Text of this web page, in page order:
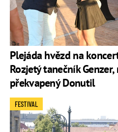
Plejáda hvězd na
Rozjetý tanečník
překvapený Donutil
FESTIVAL